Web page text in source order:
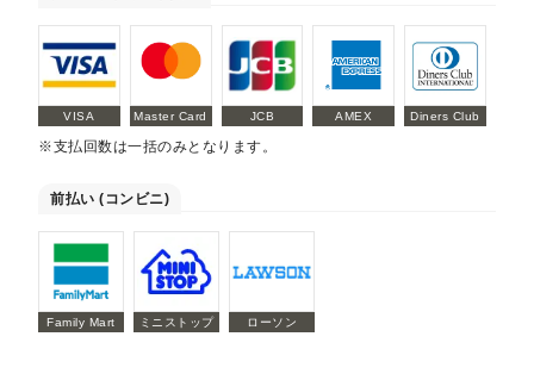
VISA Master Card JCB AMEX Diners Club
※支払回数は一括のみとなります。
前払い (コンビニ)
Family Mart ミニストップ ローソン